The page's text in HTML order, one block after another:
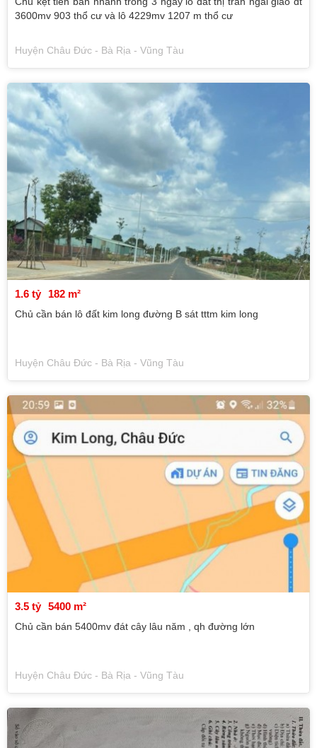
3600mv 903 thổ cư và lô 4229mv 1207 m thổ cư
Huyện Châu Đức - Bà Rịa - Vũng Tàu
1.6 tỷ 182 m²
Chủ cần bán lô đất kim long đường B sát tttm kim long
Huyện Châu Đức - Bà Rịa - Vũng Tàu
3.5 tỷ 5400 m²
Chủ cần bán 5400mv đát cây lâu năm , qh đường lớn
Huyện Châu Đức - Bà Rịa - Vũng Tàu